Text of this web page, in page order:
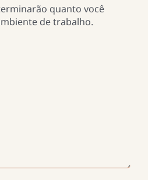
quanto você
de trabalho.